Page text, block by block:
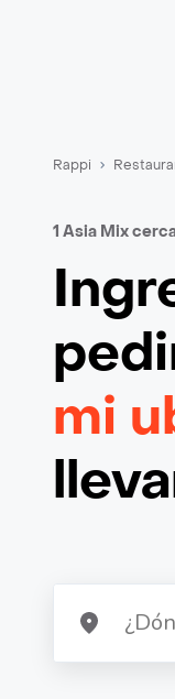
Rappi
1 Asia Mix
mi